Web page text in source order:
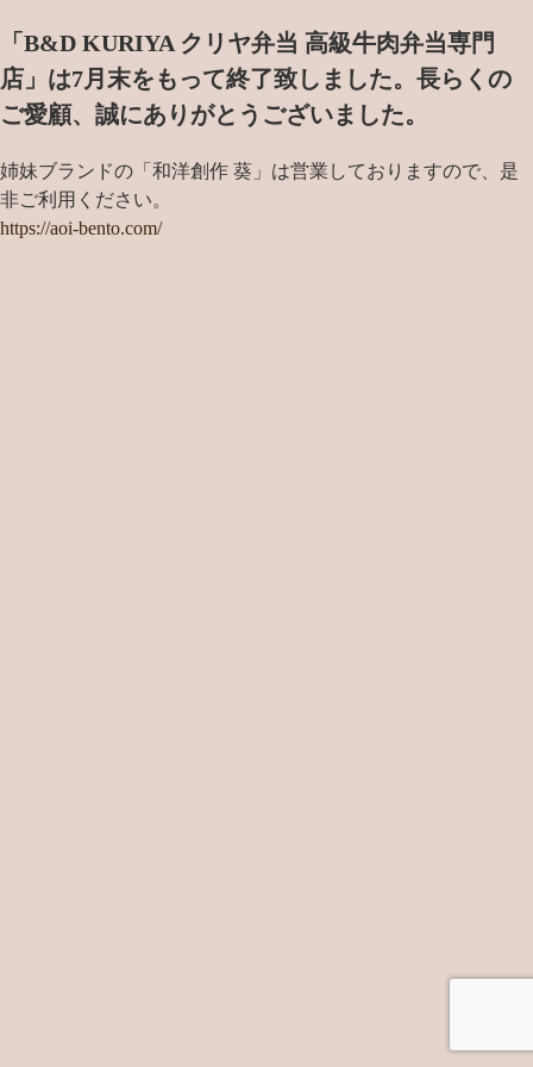
「B&D KURIYA クリヤ弁当 高級牛肉弁当専門
店」は7月末をもって終了致しました。 長らくの
ご愛顧、誠にありがとうございました。
姉妹ブランドの「和洋創作 葵」は営業しておりますので、是
非ご利用ください。
https://aoi-bento.com/